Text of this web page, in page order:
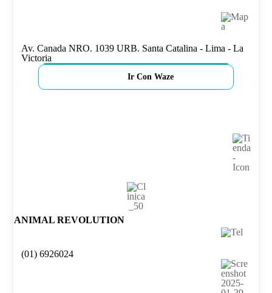
Av. Canada NRO. 1039 URB. Santa Catalina - Lima - La
Victoria
Ir Con Waze
ANIMAL REVOLUTION
(01) 6926024